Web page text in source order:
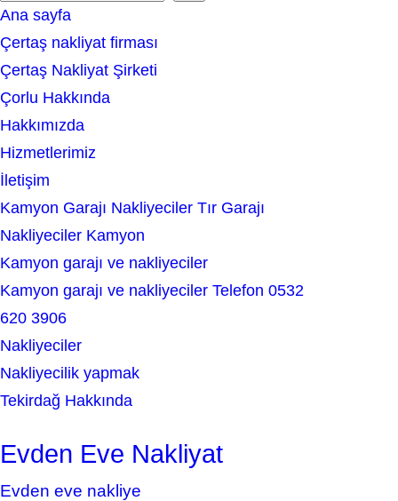
e
a
r
c
h
Ana sayfa
Çertaş nakliyat firması
Çertaş Nakliyat Şirketi
Çorlu Hakkında
Hakkımızda
Hizmetlerimiz
İletişim
Kamyon Garajı Nakliyeciler Tır Garajı
Nakliyeciler Kamyon
Kamyon garajı ve nakliyeciler
Kamyon garajı ve nakliyeciler Telefon 0532
620 3906
Nakliyeciler
Nakliyecilik yapmak
Tekirdağ Hakkında
Evden Eve Nakliyat
Evden eve nakliye